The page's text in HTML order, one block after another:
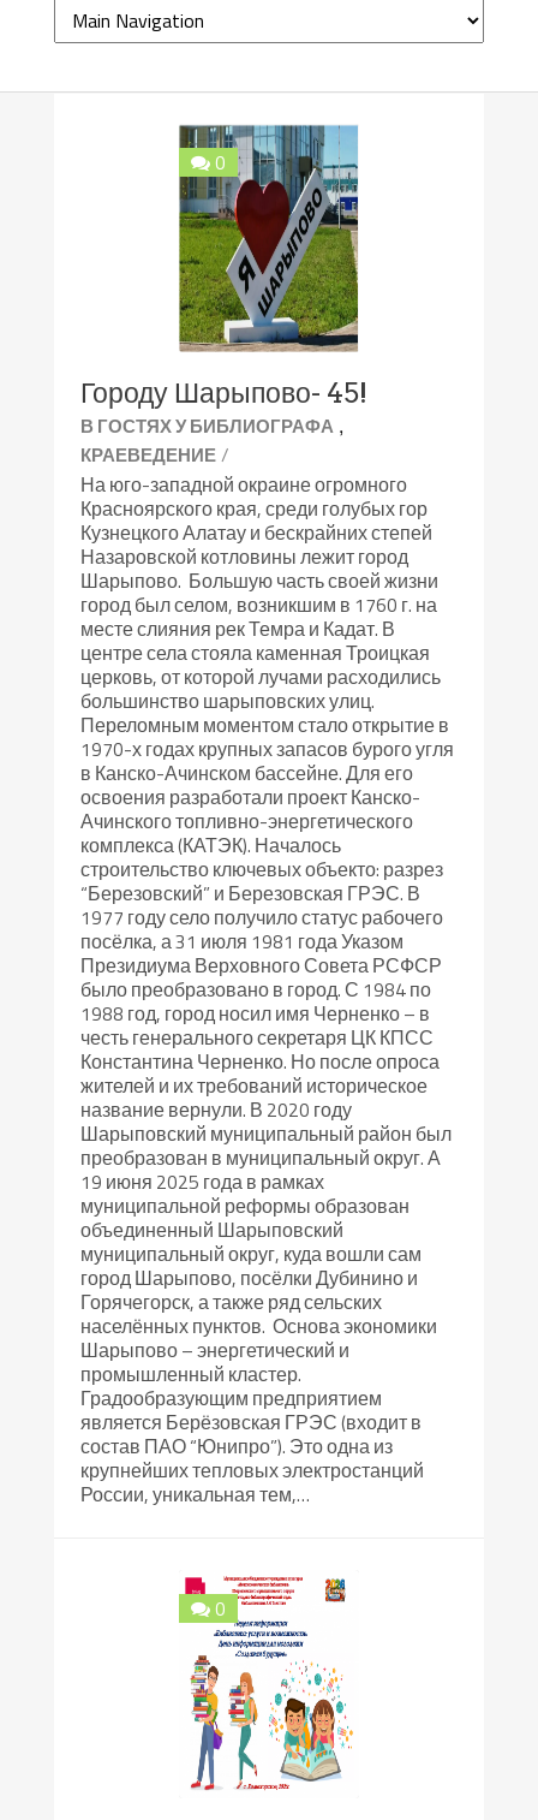
0
Городу Шарыпово- 45!
В ГОСТЯХ У БИБЛИОГРАФА ,
КРАЕВЕДЕНИЕ/
На юго-западной окраине огромного
Красноярского края, среди голубых гор
Кузнецкого Алатау и бескрайних степей
Назаровской котловины лежит город
Шарыпово. Большую часть своей жизни
город был селом, возникшим в 1760 г. на
месте слияния рек Темра и Кадат. В
центре села стояла каменная Троицкая
церковь, от которой лучами расходились
большинство шарыповских улиц.
Переломным моментом стало открытие в
1970-х годах крупных запасов бурого угля
в Канско-Ачинском бассейне. Для его
освоения разработали проект Канско-
Ачинского топливно-энергетического
комплекса (КАТЭК). Началось
строительство ключевых объекто: разрез
“Березовский” и Березовская ГРЭС. В
1977 году село получило статус рабочего
посёлка, а 31 июля 1981 года Указом
Президиума Верховного Совета РСФСР
было преобразовано в город. С 1984 по
1988 год, город носил имя Черненко – в
честь генерального секретаря ЦК КПСС
Константина Черненко. Но после опроса
жителей и их требований историческое
название вернули. В 2020 году
Шарыповский муниципальный район был
преобразован в муниципальный округ. А
19 июня 2025 года в рамках
муниципальной реформы образован
объединенный Шарыповский
муниципальный округ, куда вошли сам
город Шарыпово, посёлки Дубинино и
Горячегорск, а также ряд сельских
населённых пунктов. Основа экономики
Шарыпово – энергетический и
промышленный кластер.
Градообразующим предприятием
является Берёзовская ГРЭС (входит в
состав ПАО “Юнипро”). Это одна из
крупнейших тепловых электростанций
России, уникальная тем,…
0